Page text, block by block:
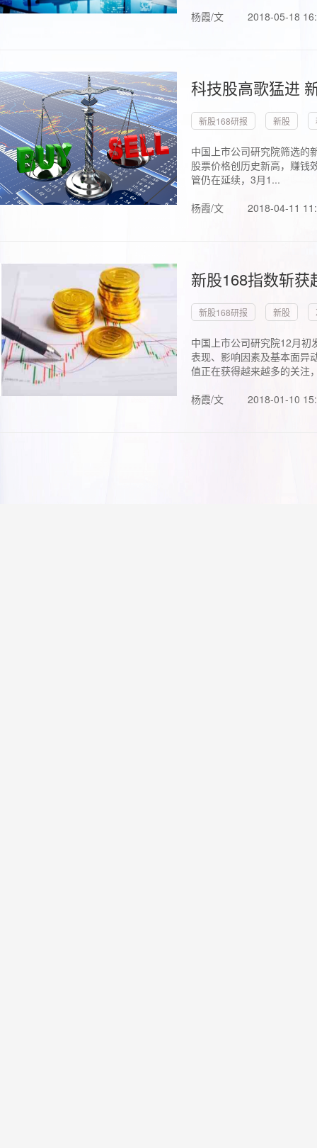
杨霞/文 2018-05-18
科技股高歌猛进
新股168研报 新股
中国上市公司研究院筛选的
股票价格创历史新高，赚钱
管仍在延续，3月1...
杨霞/文
2018-04-11
新股168指数斩
新股168研报 新股
中国上市公司研究院12月初
表现、影响因素及基本面异
值正在获得越来越多的关注
杨霞/文
2018-01-10